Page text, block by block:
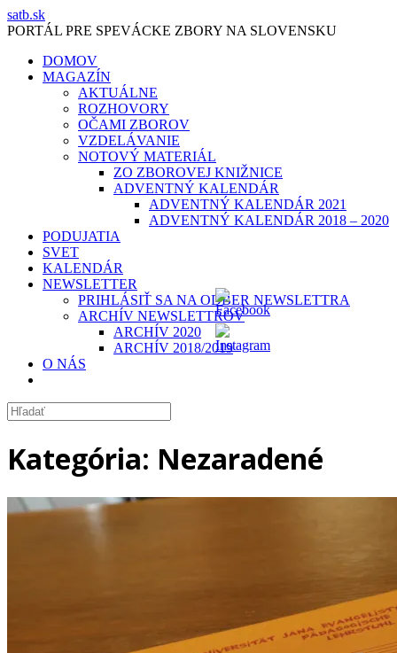
Skip
to
satb.sk
PORTÁL PRE SPEVÁCKE ZBORY NA SLOVENSKU
DOMOV
MAGAZÍN
AKTUÁLNE
ROZHOVORY
OČAMI ZBOROV
VZDELÁVANIE
NOTOVÝ MATERIÁL
ZO ZBOROVEJ KNIŽNICE
ADVENTNÝ KALENDÁR
ADVENTNÝ KALENDÁR 2021
ADVENTNÝ KALENDÁR 2018 – 2020
PODUJATIA
SVET
KALENDÁR
NEWSLETTER
PRIHLÁSIŤ SA NA ODBER NEWSLETTRA
ARCHÍV NEWSLETTROV
ARCHÍV 2020
ARCHÍV 2018/2019
O NÁS
Kategória: Nezaradené